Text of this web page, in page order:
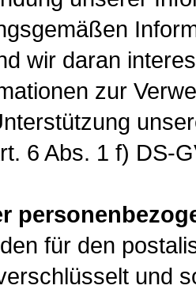
wir daran
zur
6 Abs. 1 f) DS-
für den
und